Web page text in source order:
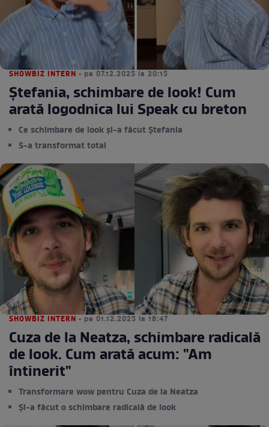
SHOWBIZ INTERN • pe 07.12.2025 la 20:15
Ștefania, schimbare de look! Cum
arată logodnica lui Speak cu breton
Ce schimbare de look și-a făcut Ștefania
S-a transformat total
SHOWBIZ INTERN • pe 01.12.2025 la 18:47
Cuza de la Neatza, schimbare radicală
de look. Cum arată acum: "Am
întinerit"
Transformare wow pentru Cuza de la Neatza
Și-a făcut o schimbare radicală de look